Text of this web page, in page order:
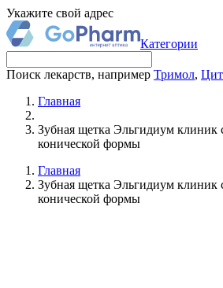
Укажите свой адрес
Категории
Поиск лекарств, например Тримол,
Главная
Зубная щетка Эльгидиум клиник
конической формы
Главная
Зубная щетка Эльгидиум клиник
конической формы